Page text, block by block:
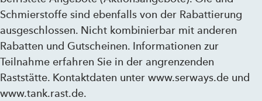
Schmierstoffe sind ebenfalls von der Rabattierung
ausgeschlossen. Nicht kombinierbar mit anderen
Rabatten und Gutscheinen. Informationen zur
Teilnahme erfahren Sie in der angrenzenden
Raststätte. Kontaktdaten unter www.serways.de und
www.tank.rast.de.